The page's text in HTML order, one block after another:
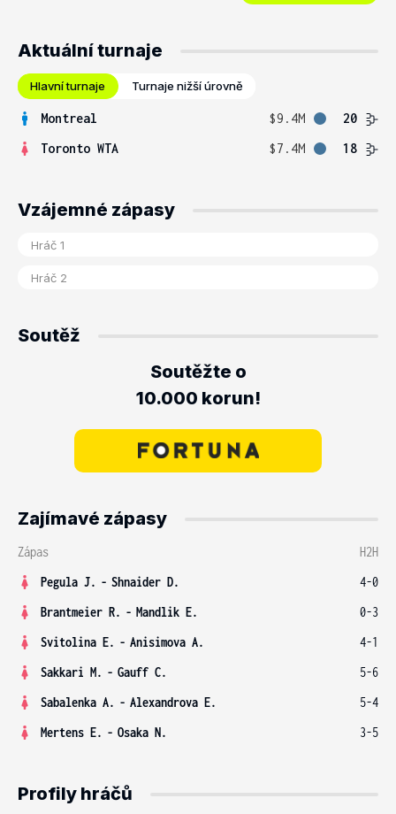
Aktuální turnaje
Hlavní turnaje Turnaje nižší úrovně
Montreal $9.4M
20
Toronto WTA
$7.4M 18
Vzájemné zápasy
Soutěž
Soutěžte o
10.000 korun!
Zajímavé zápasy
Zápas
H2H
Pegula J. - Shnaider D.
4-0
Brantmeier R. - Mandlik E.
0-3
Svitolina E. - Anisimova A.
4-1
Sakkari M. - Gauff C.
5-6
Sabalenka A. - Alexandrova E.
5-4
Mertens E. - Osaka N. 3-5
Profily hráčů